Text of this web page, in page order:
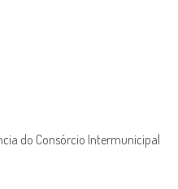
do Consórcio Intermunicipal